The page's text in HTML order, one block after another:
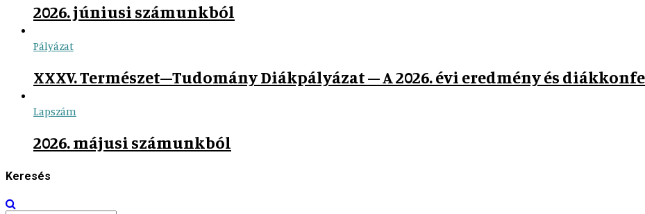
2026. júniusi számunkból
Pályázat
XXXV. Természet–Tudomány Diákpályázat – A 2026. évi eredmény és
Lapszám
2026. májusi számunkból
Keresés